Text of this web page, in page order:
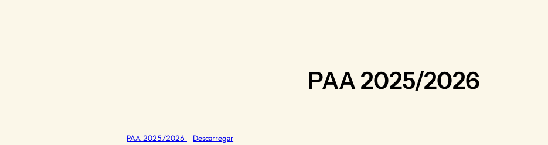
PAA 2025/2026
PAA 2025/2026 Descarregar